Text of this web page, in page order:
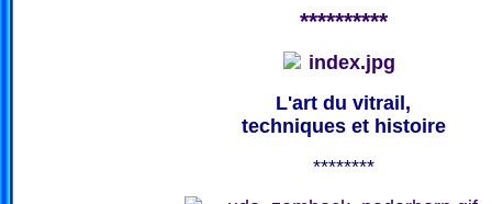
**********
L'art du vitrail,
techniques et histoire
********